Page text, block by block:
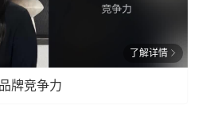
了解详情
牌竞争力